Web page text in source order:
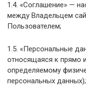
1.4. «Соглашение» —
между Владельцем
Пользователем;
1.5. «Персональные
относящаяся к прямо
определяемому
персональных данных);